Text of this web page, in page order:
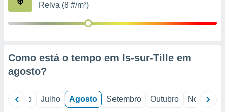
e
de
Relva (8 #/m³)
Como está o tempo em Is-sur-Tille em
agosto?
Junho Julho Agosto Setembro Outubro Novembro